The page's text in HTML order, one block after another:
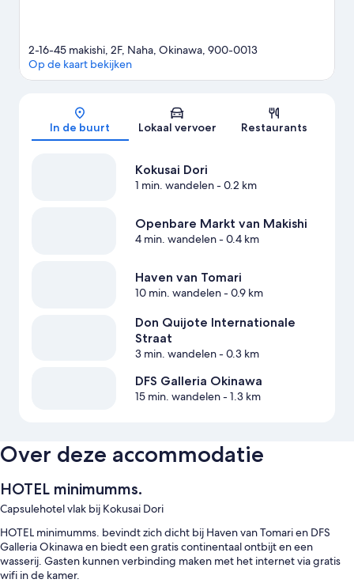
Kaart
2-16-45 makishi, 2F, Naha, Okinawa, 900-0013
Op de kaart bekijken
In de buurt Lokaal vervoer Restaurants
Kokusai Dori
1 min. wandelen- 0.2 km
Openbare Markt van Makishi
4 min. wandelen- 0.4 km
Haven van Tomari
10 min. wandelen- 0.9 km
Don Quijote Internationale
Straat
3 min. wandelen- 0.3 km
DFS Galleria Okinawa
15 min. wandelen- 1.3 km
Over deze accommodatie
HOTEL minimumms.
Capsulehotel vlak bij Kokusai Dori
HOTEL minimumms. bevindt zich dicht bij Haven van Tomari en DFS
Galleria Okinawa en biedt een gratis continentaal ontbijt en een
wasserij. Gasten kunnen verbinding maken met het internet via gratis
wifi in de kamer.